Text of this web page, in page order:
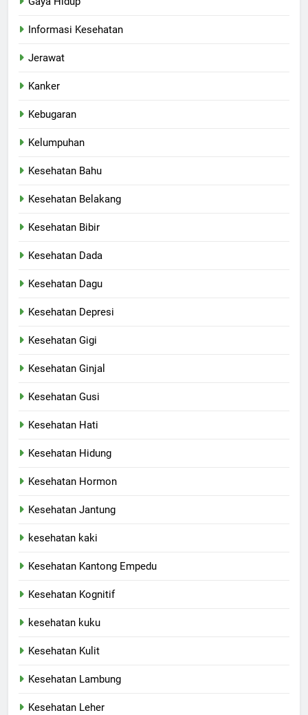
Informasi Kesehatan
Jerawat
Kanker
Kebugaran
Kelumpuhan
Kesehatan Bahu
Kesehatan Belakang
Kesehatan Bibir
Kesehatan Dada
Kesehatan Dagu
Kesehatan Depresi
Kesehatan Gigi
Kesehatan Ginjal
Kesehatan Gusi
Kesehatan Hati
Kesehatan Hidung
Kesehatan Hormon
Kesehatan Jantung
kesehatan kaki
Kesehatan Kantong Empedu
Kesehatan Kognitif
kesehatan kuku
Kesehatan Kulit
Kesehatan Lambung
Kesehatan Leher